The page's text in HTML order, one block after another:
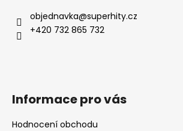
objednavka@superhity.cz
+420 732 865 732
Informace pro vás
Hodnocení obchodu